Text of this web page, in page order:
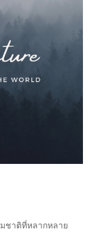
ชาติที่หลากหลาย